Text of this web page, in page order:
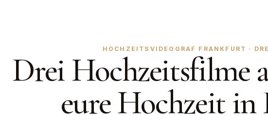
HOCHZEITSVIDEOGRAF FRANKFURT ·
Drei Hochzeitsfilme
eure Hochzeit